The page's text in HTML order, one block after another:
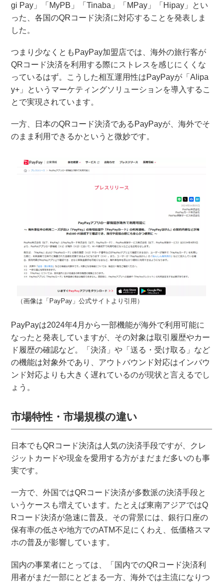
gi Pay」「MyPB」「Tinaba」「MPay」「Hipay」とい
った、各国のQRコード決済に対応することを発表しま
した。
つまり少なくともPayPay加盟店では、海外の旅行客が
QRコード決済を利用する際にストレスを感じにくくな
っているはず。こうした相互運用性はPayPayが「Alipa
y+」というマーケティングソリューションを導入するこ
とで実現されています。
一方、日本のQRコード決済であるPayPayが、海外でそ
のまま利用できるかというと微妙です。
（画像は「PayPay」公式サイトより引用）
PayPayは2024年4月から一部機能が海外で利用可能に
なったと発表していますが、その対象は取引履歴やカー
ド履歴の確認など。「決済」や「送る・受け取る」など
の機能は対象外であり、アウトバウンド対応はインバウ
ンド対応よりも大きく遅れているのが現状と言えるでし
ょう。
市場特性・市場規模の違い
日本でもQRコード決済は人気の決済手段ですが、クレ
ジットカードや現金を愛用する方がまだまだ多いのも事
実です。
一方で、外国ではQRコード決済が多数派の決済手段と
いうケースも増えています。たとえば東南アジアではQ
Rコード決済が急速に普及。その背景には、銀行口座の
保有率の低さや地方でのATM不足にくわえ、低価格スマ
ホの普及が影響しています。
国内の事業者にとっては、「国内でのQRコード決済利
用者がまだ一部にとどまる一方、海外では主流になりつ